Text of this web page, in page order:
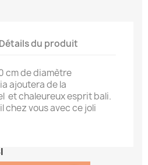
Détails du produit
cm de diamètre
ajoutera de la
et chaleureux esprit bali.
chez vous avec ce joli